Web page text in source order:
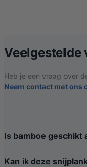
Veelgestelde
Heb je een vraag over
Neem contact met ons
Is bamboe geschikt
Kan ik deze